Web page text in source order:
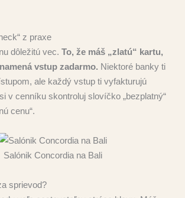
z praxe
dôležitú vec. To, že máš „zlatú“ kartu,
vstup zadarmo. Niektoré banky ti
ale každý vstup ti vyfakturujú
v cenníku skontroluj slovíčko „bezplatný“
cenu“.
Salónik Concordia na Bali
sprievod?